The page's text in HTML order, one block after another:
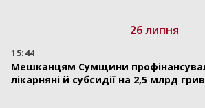
26 липня
15:44
Мешканцям Сумщини
лікарняні й субсидії на 2,5 млрд